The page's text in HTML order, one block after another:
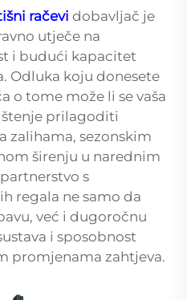
račevi dobavljač je
utječe na
i budući kapacitet
Odluka koju donesete
o tome može li se vaša
prilagoditi
zalihama, sezonskim
širenju u narednim
s
regala ne samo da
već i dugoročnu
i sposobnost
promjenama zahtjeva.